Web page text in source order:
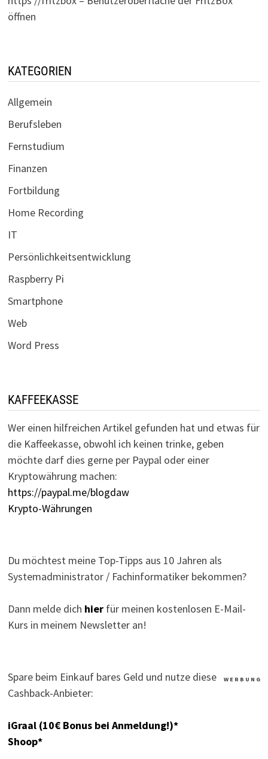
öffnen
KATEGORIEN
Allgemein
Berufsleben
Fernstudium
Finanzen
Fortbildung
Home Recording
IT
Persönlichkeitsentwicklung
Raspberry Pi
Smartphone
Web
Word Press
KAFFEEKASSE
Wer einen hilfreichen Artikel gefunden hat und etwas für
die Kaffeekasse, obwohl ich keinen trinke, geben
möchte darf dies gerne per Paypal oder einer
Kryptowährung machen:
https://paypal.me/blogdaw
Krypto-Währungen
Du möchtest meine Top-Tipps aus 10 Jahren als
Systemadministrator / Fachinformatiker bekommen?
Dann melde dich hierfür meinen kostenlosen E-Mail-
Kurs in meinem Newsletter an!
W E R B U N G
Spare beim Einkauf bares Geld und nutze diese
Cashback-Anbieter:
iGraal (10€ Bonus bei Anmeldung!)*
Shoop*